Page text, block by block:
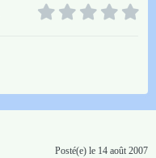
Posté(e) le 14 août 2007